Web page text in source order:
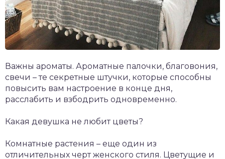
Важны ароматы. Ароматные палочки, благовония,
свечи – те секретные штучки, которые способны
повысить вам настроение в конце дня,
расслабить и взбодрить одновременно.
Какая девушка не любит цветы?
Комнатные растения – еще один из
отличительных черт женского стиля. Цветущие и